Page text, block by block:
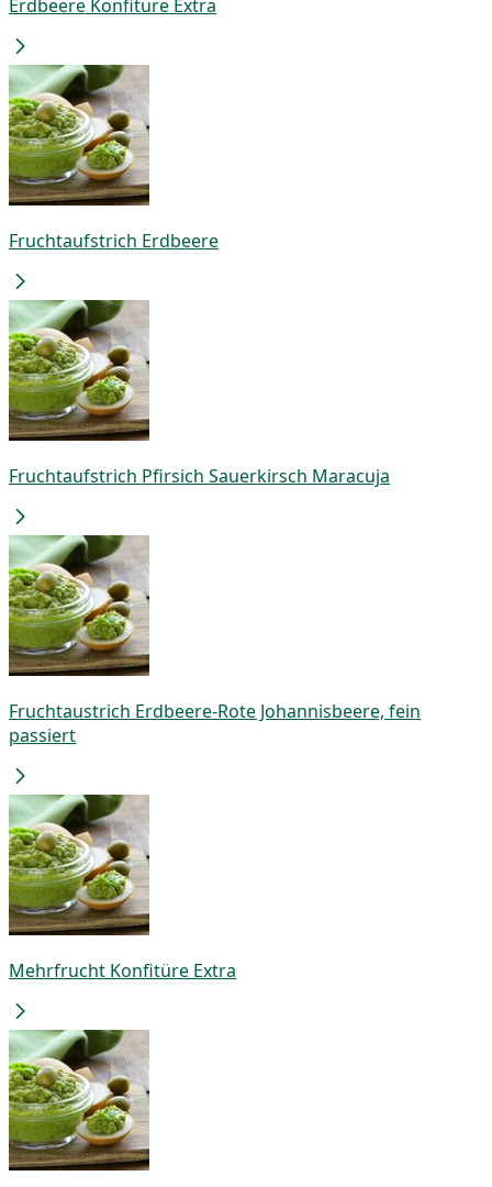
Erdbeere Konfitüre Extra
Fruchtaufstrich Erdbeere
Fruchtaufstrich Pfirsich Sauerkirsch Maracuja
Fruchtaustrich Erdbeere-Rote Johannisbeere, fein
passiert
Mehrfrucht Konfitüre Extra